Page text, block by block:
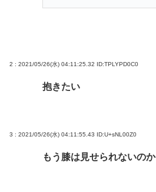
2 : 2021/05/26(水) 04:11:25.32 ID:TPLYPD0C0
抱きたい
3 : 2021/05/26(水) 04:11:55.43 ID:U+sNL00Z0
もう膝は見せられないのか